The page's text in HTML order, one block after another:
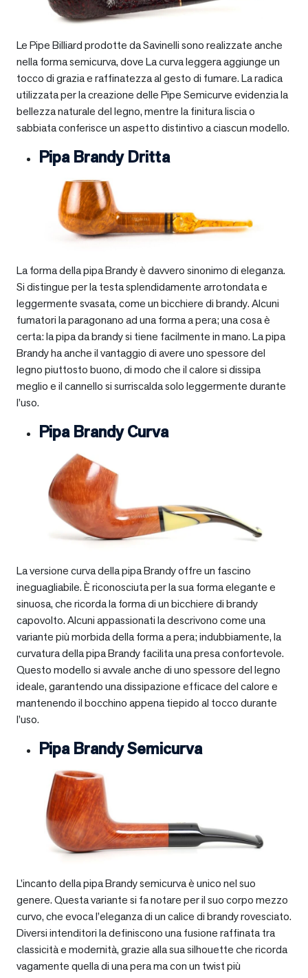
Le Pipe Billiard prodotte da Savinelli sono realizzate anche
nella forma semicurva, dove La curva leggera aggiunge un
tocco di grazia e raffinatezza al gesto di fumare. La radica
utilizzata per la creazione delle Pipe Semicurve evidenzia la
bellezza naturale del legno, mentre la finitura liscia o
sabbiata conferisce un aspetto distintivo a ciascun modello.
Pipa Brandy Dritta
La forma della pipa Brandy è davvero sinonimo di eleganza.
Si distingue per la testa splendidamente arrotondata e
leggermente svasata, come un bicchiere di brandy. Alcuni
fumatori la paragonano ad una forma a pera; una cosa è
certa: la pipa da brandy si tiene facilmente in mano. La pipa
Brandy ha anche il vantaggio di avere uno spessore del
legno piuttosto buono, di modo che il calore si dissipa
meglio e il cannello si surriscalda solo leggermente durante
l’uso.
Pipa Brandy Curva
La versione curva della pipa Brandy offre un fascino
ineguagliabile. È riconosciuta per la sua forma elegante e
sinuosa, che ricorda la forma di un bicchiere di brandy
capovolto. Alcuni appassionati la descrivono come una
variante più morbida della forma a pera; indubbiamente, la
curvatura della pipa Brandy facilita una presa confortevole.
Questo modello si avvale anche di uno spessore del legno
ideale, garantendo una dissipazione efficace del calore e
mantenendo il bocchino appena tiepido al tocco durante
l’uso.
Pipa Brandy Semicurva
L’incanto della pipa Brandy semicurva è unico nel suo
genere. Questa variante si fa notare per il suo corpo mezzo
curvo, che evoca l’eleganza di un calice di brandy rovesciato.
Diversi intenditori la definiscono una fusione raffinata tra
classicità e modernità, grazie alla sua silhouette che ricorda
vagamente quella di una pera ma con un twist più